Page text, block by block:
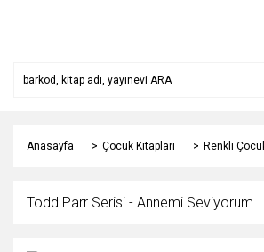
Anasayfa Çocuk Kitapları Renkli
Todd Parr Serisi - Annemi Seviyorum